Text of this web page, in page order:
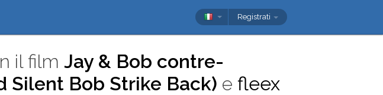
Registrati
il filmJay & Bob contre-
Silent Bob Strike Back) efleex